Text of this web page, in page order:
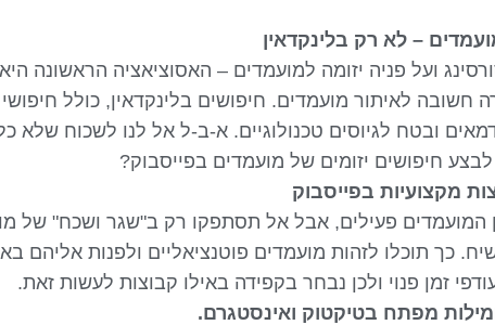
– לא רק בלינקדאין
ועל פניה יזומה למועמדים – האסוציאציה הראשונה היא
ובטח לגיוסים טכנולוגיים. א-ב-ל אל לנו לשכוח שלא
חיפושים יזומים של מועמדים בפייסבוק?
מקצועיות בפייסבוק
המועמדים פעילים, אבל אל תסתפקו רק ב"שגר ושכח" של
כך תוכלו לזהות מועמדים פוטנציאליים ולפנות אליהם
זמן פנוי ולכן נבחר בקפידה באילו קבוצות לעשות זאת.
מפתח בטיקטוק ואינסטגרם.